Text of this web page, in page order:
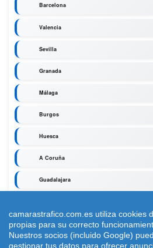
Barcelona
Valencia
Sevilla
Granada
Málaga
Burgos
Huesca
A Coruña
Guadalajara
Segovia
camarastrafico.com.es utiliza cookies
propias para su correcto
Nuestros socios (incluido Google)
gestionar tus datos para ofrecer